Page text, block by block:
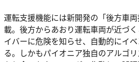
運転支援機能には新開発の「後方車
載。後方からあおり運転車両が近づ
イバーに危険を知らせ、自動的にイ
る。しかもパイオニア独自のアルゴ